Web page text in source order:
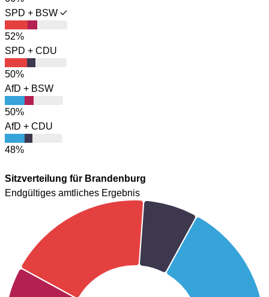
SPD + BSW
52%
SPD + CDU
50%
AfD + BSW
50%
AfD + CDU
48%
Sitzverteilung für Brandenburg
Endgültiges amtliches Ergebnis